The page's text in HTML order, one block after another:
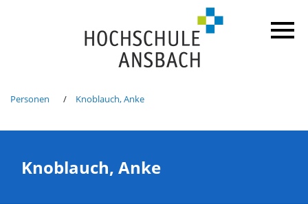
Personen Knoblauch, Anke
Knoblauch, Anke